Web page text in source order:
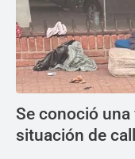
Se conoció
situación de